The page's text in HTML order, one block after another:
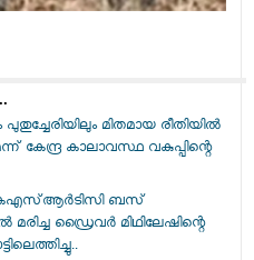
പുതുച്ചേരിയിലും മിതമായ രീതിയിൽ
കേന്ദ്ര കാലാവസ്ഥ വകുപ്പിന്റെ
ബസ്
ഡ്രൈവർ മിഥിലേഷിന്റെ